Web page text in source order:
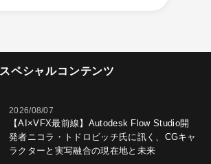
スペシャルコンテンツ
2026/08/07
【AI×VFX最前線】Autodesk Flow Studio開
発者ニコラ・トドロビッチ氏に訊く、CGキャ
ラクターと実写融合の現在地と未来